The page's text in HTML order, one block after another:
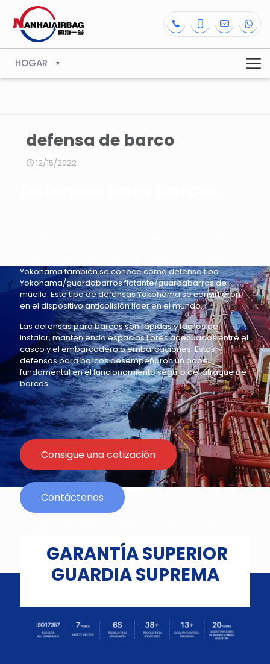
HOGAR
defensa de barco
12/15/2022
Yokohama también se conoce como defensa tipo
Yokohama/guardabarros flotante/guardabarros de
muelle. Este tipo de defensas Yokohama se convirtieron
en el dispositivo anticolisión líder en el mundo.
Las defensas para barcos son rápidas y fáciles de
instalar, manteniendo espacios libres adecuados entre el
casco y el embarcadero o embarcaciones. Estas
defensas para barcos desempeñaron un papel
fundamental en el funcionamiento seguro del atraque de
barcos.
Consigue una cotización
Contáctenos
GARANTÍA SUPERIOR
GUARDIA SUPREMA